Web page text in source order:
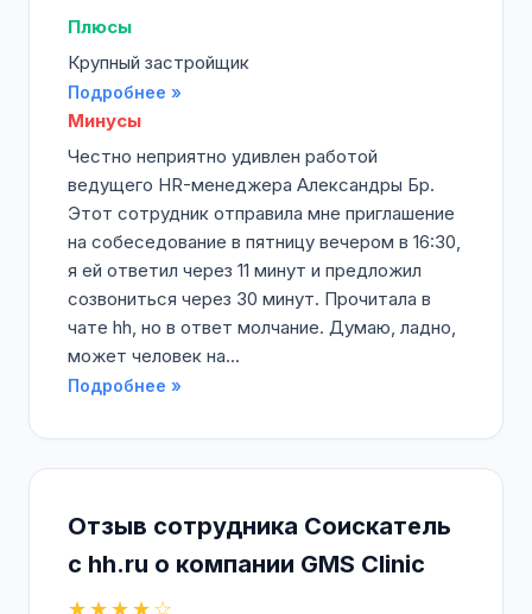
Плюсы
Крупный застройщик
Подробнее »
Минусы
Честно неприятно удивлен работой
ведущего HR-менеджера Александры Бр.
Этот сотрудник отправила мне приглашение
на собеседование в пятницу вечером в 16:30,
я ей ответил через 11 минут и предложил
созвониться через 30 минут. Прочитала в
чате hh, но в ответ молчание. Думаю, ладно,
может человек на...
Подробнее »
Отзыв сотрудника Соискатель
с hh.ru о компании GMS Clinic
★★★★☆